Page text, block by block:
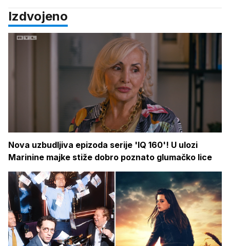
Izdvojeno
Nova uzbudljiva epizoda serije 'IQ 160'! U ulozi
Marinine majke stiže dobro poznato glumačko lice